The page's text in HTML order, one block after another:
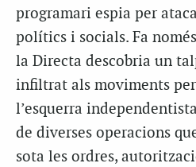
programari espia per
polítics i socials. Fa
la Directa descobria un
infiltrat als moviments
l’esquerra
de diverses operacions
sota les ordres,